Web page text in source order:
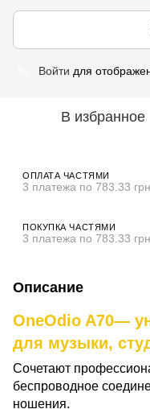
Войти для
В избранное
ОПЛАТА ЧАСТЯМИ
3 платежа по 783.33 грн
ПОКУПКА ЧАСТЯМИ
3 платежа по 783.33 грн
Описание
OneOdio A70—
для музыки,
Сочетают
беспроводное
ношения.